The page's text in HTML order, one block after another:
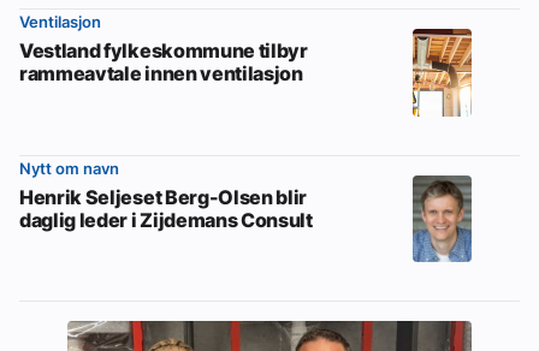
Ventilasjon
Vestland fylkeskommune tilbyr
rammeavtale innen ventilasjon
Nytt om navn
Henrik Seljeset Berg-Olsen blir
daglig leder i Zijdemans Consult